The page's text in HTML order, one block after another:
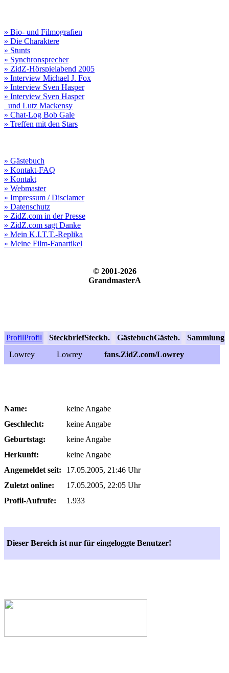
» Bio- und Filmografien
» Die Charaktere
» Stunts
» Synchronsprecher
» ZidZ-Hörspielabend 2005
» Interview Michael J. Fox
» Interview Sven Hasper
» Interview Sven Hasper
und Lutz Mackensy
» Chat-Log Bob Gale
» Treffen mit den Stars
» Gästebuch
» Kontakt-FAQ
» Kontakt
» Webmaster
» Impressum / Disclamer
» Datenschutz
» ZidZ.com in der Presse
» ZidZ.com sagt Danke
» Mein K.I.T.T.-Replika
» Meine Film-Fanartikel
© 2001-2026
GrandmasterA
ProfilProfil SteckbriefSteckb. GästebuchGästeb. Sammlung
Lowrey
Lowrey fans.ZidZ.com/Lowrey
Name:
keine Angabe
Geschlecht:
keine Angabe
Geburtstag:
keine Angabe
Herkunft:
keine Angabe
Angemeldet seit:
17.05.2005, 21:46 Uhr
Zuletzt online:
17.05.2005, 22:05 Uhr
Profil-Aufrufe:
1.933
Dieser Bereich ist nur für eingeloggte Benutzer!